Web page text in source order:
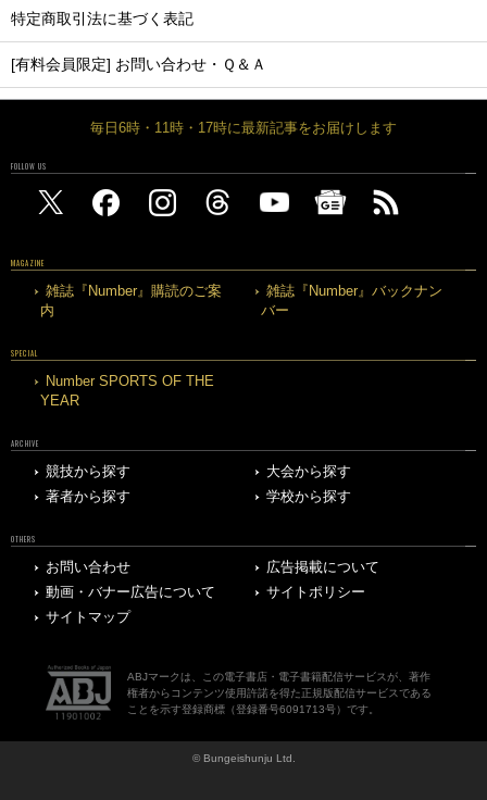
特定商取引法に基づく表記
[有料会員限定] お問い合わせ・Ｑ＆Ａ
毎日6時・11時・17時に最新記事をお届けします
FOLLOW US
MAGAZINE
雑誌『Number』購読のご案
内
雑誌『Number』バックナン
バー
SPECIAL
Number SPORTS OF THE
YEAR
ARCHIVE
競技から探す
大会から探す
著者から探す
学校から探す
OTHERS
お問い合わせ
広告掲載について
動画・バナー広告について
サイトポリシー
サイトマップ
ABJマークは、この電子書店・電子書籍配信サービスが、著作
権者からコンテンツ使用許諾を得た正規版配信サービスである
ことを示す登録商標（登録番号6091713号）です。
© Bungeishunju Ltd.